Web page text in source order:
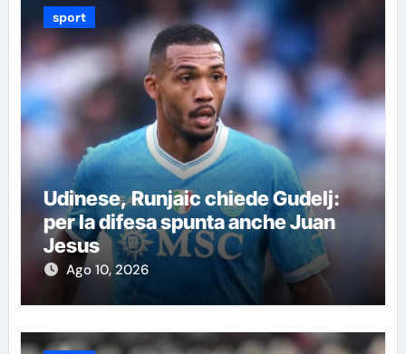
sport
Udinese, Runjaic chiede Gudelj:
per la difesa spunta anche Juan
Jesus
Ago 10, 2026